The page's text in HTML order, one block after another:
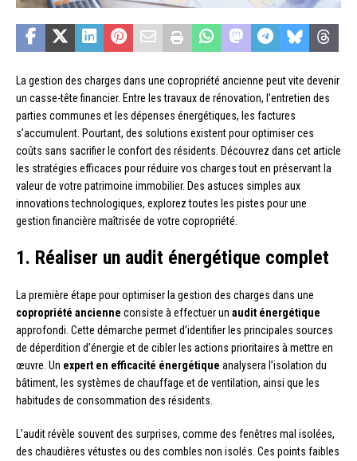
La gestion des charges dans une copropriété ancienne peut vite devenir
un casse-tête financier. Entre les travaux de rénovation, l’entretien des
parties communes et les dépenses énergétiques, les factures
s’accumulent. Pourtant, des solutions existent pour optimiser ces
coûts sans sacrifier le confort des résidents. Découvrez dans cet article
les stratégies efficaces pour réduire vos charges tout en préservant la
valeur de votre patrimoine immobilier. Des astuces simples aux
innovations technologiques, explorez toutes les pistes pour une
gestion financière maîtrisée de votre copropriété.
1. Réaliser un audit énergétique complet
La première étape pour optimiser la gestion des charges dans une
copropriété ancienne consiste à effectuer un audit énergétique
approfondi. Cette démarche permet d’identifier les principales sources
de déperdition d’énergie et de cibler les actions prioritaires à mettre en
œuvre. Un expert en efficacité énergétique analysera l’isolation du
bâtiment, les systèmes de chauffage et de ventilation, ainsi que les
habitudes de consommation des résidents.
L’audit révèle souvent des surprises, comme des fenêtres mal isolées,
des chaudières vétustes ou des combles non isolés. Ces points faibles